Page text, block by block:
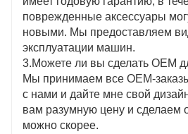
поврежденные аксессуары
новыми. Мы предоставляем
эксплуатации машин.
3.Можете ли вы сделать OEM
Мы принимаем все OEM-
с нами и дайте мне свой
вам разумную цену и сделаем
можно скорее.